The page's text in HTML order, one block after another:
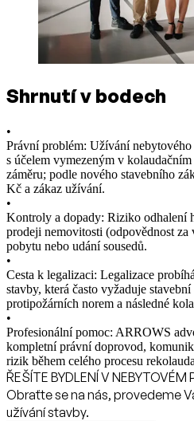
Shrnutí v bodech
•
Právní problém: Užívání
s účelem vymezeným v
záměru; podle nového stavebního
Kč a zákaz užívání.
•
Kontroly a dopady: Riziko odhalení
prodeji nemovitosti (odpovědnost
pobytu nebo udání sousedů.
•
Cesta k legalizaci: Legalizace
stavby, která často vyžaduje
protipožárních norem a následné
•
Profesionální pomoc: ARROWS
kompletní právní doprovod,
rizik během celého procesu
ŘEŠÍTE BYDLENÍ V NEBYTOVÉM
Obraťte se na nás, provedeme
užívání stavby.